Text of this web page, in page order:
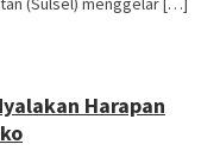
Harapan